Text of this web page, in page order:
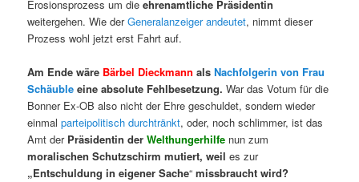
Erosionsprozess um dieehrenamtliche Präsidentin
weitergehen. Wie derGeneralanzeiger andeutet, nimmt dieser
Prozess wohl jetzt erst Fahrt auf.
Am Ende wäre Bärbel Dieckmann alsNachfolgerin von Frau
Schäuble eine absolute Fehlbesetzung.War das Votum für die
Bonner Ex-OB also nicht der Ehre geschuldet, sondern wieder
einmalparteipolitisch durchtränkt, oder, noch schlimmer, ist das
Amt derPräsidentin der Welthungerhilfe nun zum
moralischen Schutzschirm mutiert, weiles zur
„Entschuldung in eigener Sache“missbraucht wird?